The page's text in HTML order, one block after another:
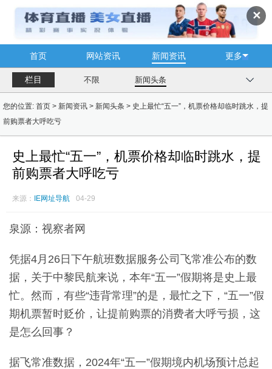
✕
首页 网站资讯 新闻资讯 更多
栏目 不限 新闻头条
您的位置: 首页 > 新闻资讯 > 新闻头条 > 史上最忙“五一”，机票价格却临时跳水，提
前购票者大呼吃亏
史上最忙“五一”，机票价格却临时跳水，提
前购票者大呼吃亏
来源： IE网址导航 04-29
泉源：视察者网
凭据4月26日下午航班数据服务公司飞常准公布的数
据，关于中黎民航来说，本年“五一”假期将是史上最
忙。然而，有些“违背常理”的是，最忙之下，“五一”假
期机票暂时贬价，让提前购票的消费者大呼亏损，这
是怎么回事？
据飞常准数据，2024年“五一”假期境内机场预计总起